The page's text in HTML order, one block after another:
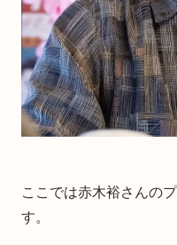
ここでは赤木裕さんの
す。